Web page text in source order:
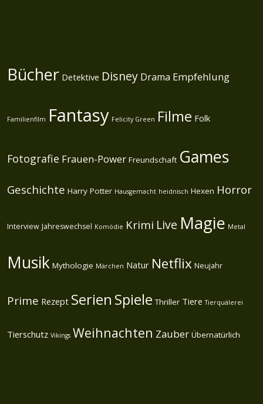
Bücher Detektive Disney Drama Empfehlung
Familienfilm Fantasy Felicity Green Filme Folk
Fotografie Frauen-Power Freundschaft Games
Geschichte Harry Potter Hausgemacht heidnisch Hexen Horror
Interview Jahreswechsel Komödie Krimi Live Magie Metal
Musik Mythologie Märchen Natur Netflix Neujahr
Prime Rezept Serien Spiele Thriller Tiere Tierquälerei
Tierschutz Vikings Weihnachten Zauber Übernatürlich